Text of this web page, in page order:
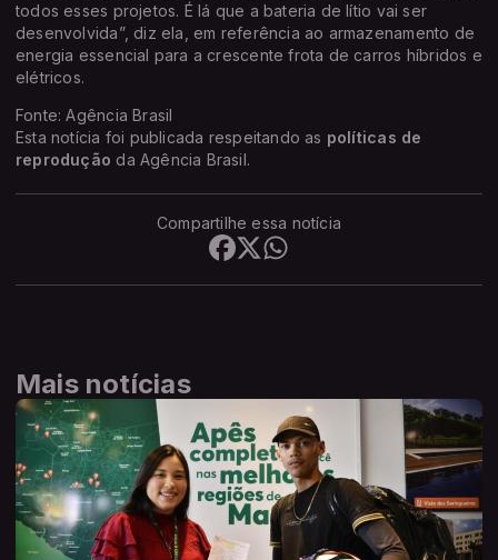
todos esses projetos. É lá que a bateria de lítio vai ser
desenvolvida”, diz ela, em referência ao armazenamento de
energia essencial para a crescente frota de carros híbridos e
elétricos.
Fonte: Agência Brasil
Esta notícia foi publicada respeitando as políticas de
reprodução da Agência Brasil.
Compartilhe essa notícia
Mais notícias